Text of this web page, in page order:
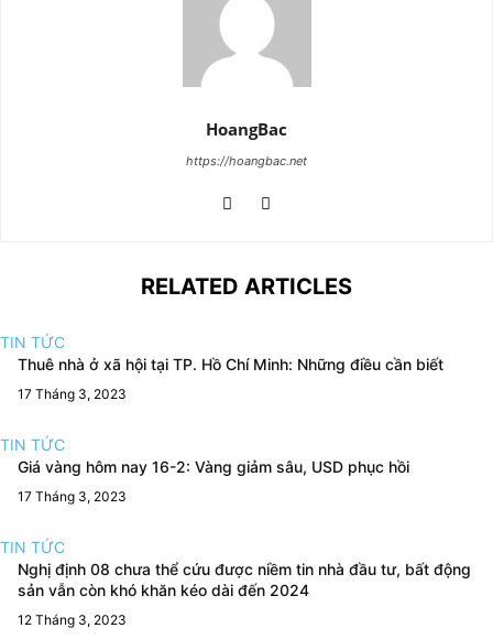
HoangBac
https://hoangbac.net
RELATED ARTICLES
TIN TỨC
Thuê nhà ở xã hội tại TP. Hồ Chí Minh: Những điều cần biết
17 Tháng 3, 2023
TIN TỨC
Giá vàng hôm nay 16-2: Vàng giảm sâu, USD phục hồi
17 Tháng 3, 2023
TIN TỨC
Nghị định 08 chưa thể cứu được niềm tin nhà đầu tư, bất động
sản vẫn còn khó khăn kéo dài đến 2024
12 Tháng 3, 2023